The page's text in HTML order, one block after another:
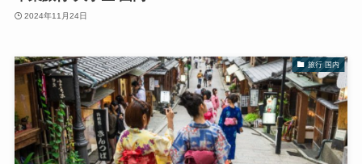
2024年11月24日
旅行 国内